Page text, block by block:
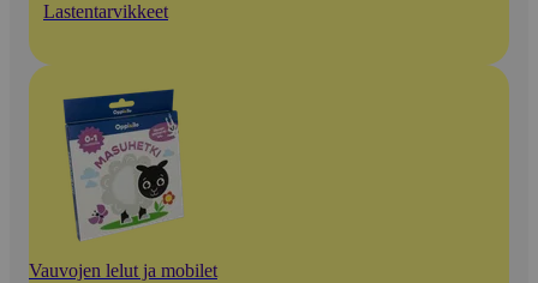
Lastentarvikkeet
Vauvojen lelut ja mobilet